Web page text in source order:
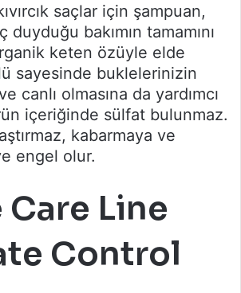
saçlar için şampuan,
duyduğu bakımın tamamını
keten özüyle elde
sayesinde buklelerinizin
canlı olmasına da yardımcı
içeriğinde sülfat bulunmaz.
kabarmaya ve
engel olur.
Care Line
Control